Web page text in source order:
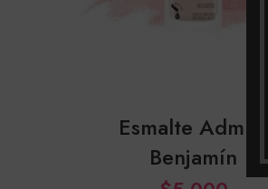
Esmalte Admiss
Benjamín